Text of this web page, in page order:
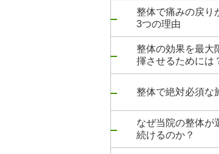
整体で痛みの戻り
3つの理由
整体の効果を最大
揮させるためには
整体で絶対必須な
なぜ当院の整体が
続けるのか？